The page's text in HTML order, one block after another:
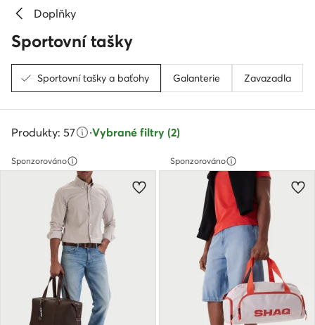
Doplňky
Sportovní tašky
Sportovní tašky a baťohy Galanterie Zavazadla
Produkty: 57 ·Vybrané filtry (2)
Sponzorováno Sponzorováno